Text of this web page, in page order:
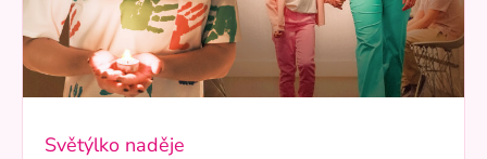
Světýlko naděje